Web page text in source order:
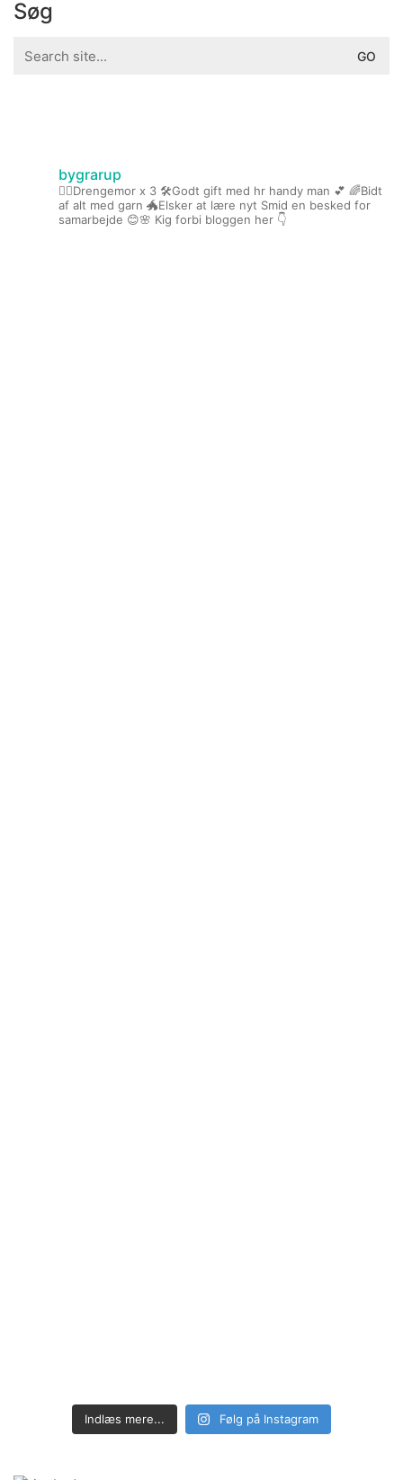
Søg
for:
bygrarup
🤹‍♀️Drengemor x 3 🛠️Godt gift med hr handy man 💕 🌈Bidt
af alt med garn 🐲Elsker at lære nyt Smid en besked for
samarbejde 😊🌸 Kig forbi bloggen her 👇
Indlæs mere... Følg på Instagram